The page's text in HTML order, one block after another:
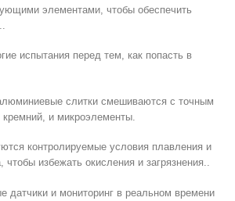
элементами, чтобы обеспечить
испытания перед тем, как попасть в
слитки смешиваются с точным
и микроэлементы.
контролируемые условия плавления и
чтобы избежать окисления и загрязнения..
датчики и мониторинг в реальном времени